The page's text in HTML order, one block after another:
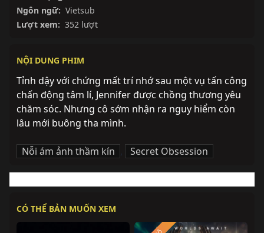
Ngôn ngữ: Vietsub
Lượt xem: 352 lượt
NỘI DUNG PHIM
Tỉnh dậy với chứng mất trí nhớ sau một vụ tấn công
chấn động tâm lí, Jennifer được chồng thương yêu
chăm sóc. Nhưng cô sớm nhận ra nguy hiểm còn
lâu mới buông tha mình.
Nỗi ám ảnh thầm kín , Secret Obsession
CÓ THỂ BẢN MUỐN XEM